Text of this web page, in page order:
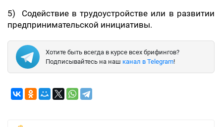
5) Содействие в трудоустройстве или в развитии
предпринимательской инициативы.
Хотите быть всегда в курсе всех брифингов?
Подписывайтесь на наш канал в Telegram!